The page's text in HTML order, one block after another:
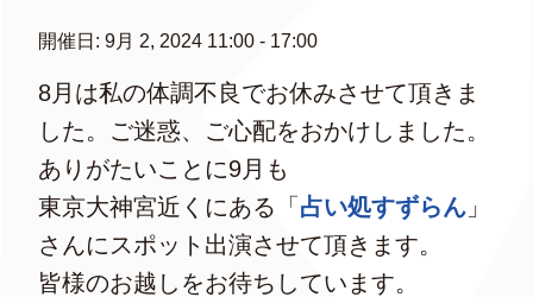
開催日: 9月 2, 2024 11:00 - 17:00
8月は私の体調不良でお休みさせて頂きま
した。ご迷惑、ご心配をおかけしました。
ありがたいことに9月も
東京大神宮近くにある「占い処すずらん 」
さんにスポット出演させて頂きます。
皆様のお越しをお待ちしています。